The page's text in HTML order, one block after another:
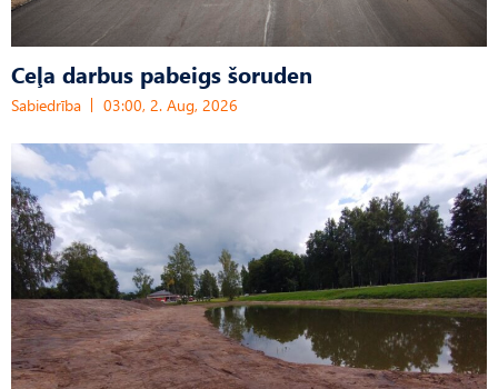
Ceļa darbus pabeigs šoruden
Sabiedrība 03:00, 2. Aug, 2026